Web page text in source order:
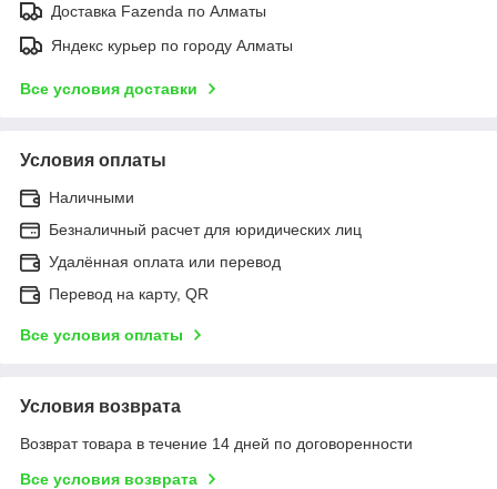
Доставка Fazenda по Алматы
Яндекс курьер по городу Алматы
Все условия доставки
Условия оплаты
Наличными
Безналичный расчет для юридических лиц
Удалённая оплата или перевод
Перевод на карту, QR
Все условия оплаты
Условия возврата
Возврат товара в течение 14 дней по договоренности
Все условия возврата